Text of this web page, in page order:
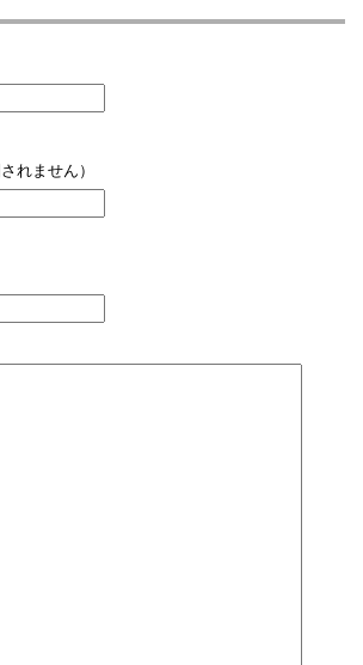
れません）